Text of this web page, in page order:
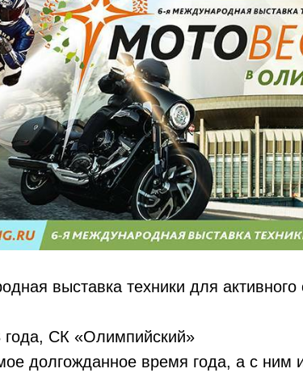
выставка техники для
года, СК «Олимпийский»
долгожданное время года, а с ним